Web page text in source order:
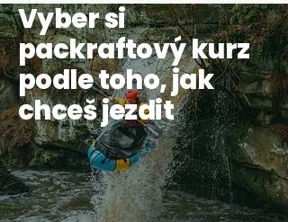
Vyber si
packraftový kurz
podle toho, jak
chceš jezdit